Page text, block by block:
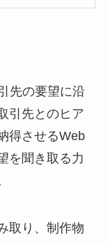
先の要望に沿
引先とのヒア
得させるWeb
を聞き取る力
取り、制作物